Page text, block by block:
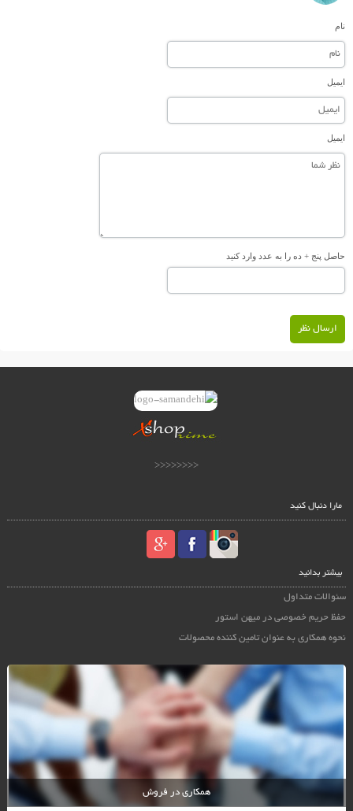
نام
ایمیل
ایمیل
حاصل پنج + ده را به عدد وارد کنید
ارسال نظر
<<<<<<<<
مارا دنبال کنید
بیشتر بدانید
سئوالات متداول
حفظ حریم خصوصی در میهن استور
نحوه همکاری به عنوان تامین کننده محصولات
همکاری در فروش